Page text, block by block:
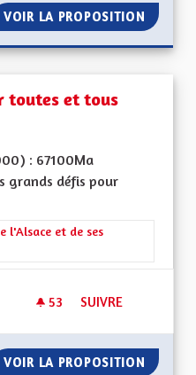
VOIR LA PROPOSITION
toutes et tous
: 67100Ma
grands défis pour
: L'attractivité
l'Alsace et de ses
53 53 ABONNÉS
SUIVRE
VOIR LA PROPOSITION